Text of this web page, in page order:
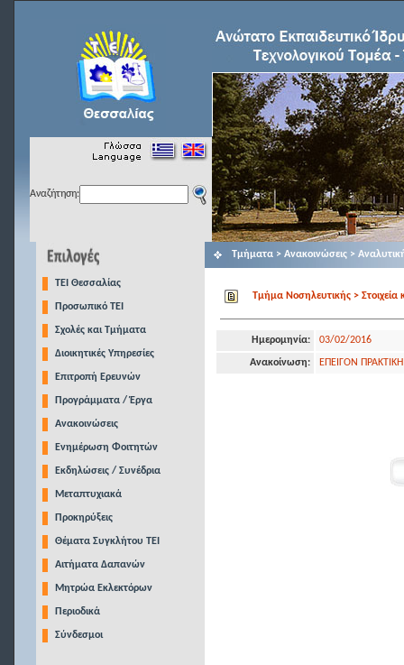
Αναζήτηση:
TEI Θεσσαλίας
Προσωπικό ΤΕΙ
Σχολές και Τμήματα
Διοικητικές Υπηρεσίες
Επιτροπή Ερευνών
Προγράμματα / Έργα
Ανακοινώσεις
Ενημέρωση Φοιτητών
Εκδηλώσεις / Συνέδρια
Μεταπτυχιακά
Προκηρύξεις
Θέματα Συγκλήτου ΤΕΙ
Αιτήματα Δαπανών
Μητρώα Εκλεκτόρων
Περιοδικά
Σύνδεσμοι
Τμήματα > Ανακοινώσεις >
Τμήμα Νοσηλευτικής > Στοιχεία
Ημερομηνία: 03/02/2016
Ανακοίνωση: ΕΠΕΙΓΟΝ